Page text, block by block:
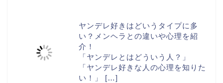
ヤンデレ好きはどいうタイプに多
い？メンヘラとの違いや心理を紹
介！
「ヤンデレとはどういう人？」
「ヤンデレ好きな人の心理を知りた
い！」 […]